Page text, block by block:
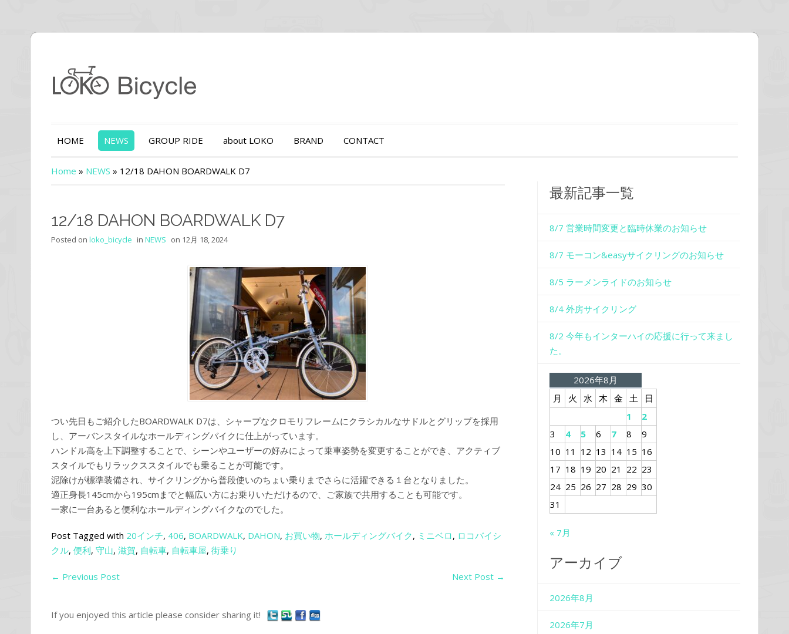
HOME NEWS GROUP RIDE about LOKO BRAND CONTACT
Home » NEWS » 12/18 DAHON BOARDWALK D7
12/18 DAHON BOARDWALK D7
Posted on loko_bicycle in NEWS on 12月 18, 2024
つい先日もご紹介したBOARDWALK D7は、シャープなクロモリフレームにクラシカルなサドルとグリップを採用
し、アーバンスタイルなホールディングバイクに仕上がっています。
ハンドル高を上下調整することで、シーンやユーザーの好みによって乗車姿勢を変更することができ、アクティブ
スタイルでもリラックススタイルでも乗ることが可能です。
泥除けが標準装備され、サイクリングから普段使いのちょい乗りまでさらに活躍できる１台となりました。
適正身長145cmから195cmまでと幅広い方にお乗りいただけるので、ご家族で共用することも可能です。
一家に一台あると便利なホールディングバイクなのでした。
Post Tagged with 20インチ, 406, BOARDWALK, DAHON, お買い物, ホールディングバイク, ミニベロ, ロコバイシ
クル, 便利, 守山, 滋賀, 自転車, 自転車屋, 街乗り
← Previous Post Next Post →
If you enjoyed this article please consider sharing it!
最新記事一覧
8/7 営業時間変更と臨時休業のお知らせ
8/7 モーコン&easyサイクリングのお知らせ
8/5 ラーメンライドのお知らせ
8/4 外房サイクリング
8/2 今年もインターハイの応援に行って来まし
た。
2026年8月
月
火 水 木 金 土
日
1
2
3
4 5 6 7 8
9
10 11 12 13 14 15 16
17 18 19 20 21 22 23
24 25 26 27 28 29 30
31
« 7月
アーカイブ
2026年8月
2026年7月